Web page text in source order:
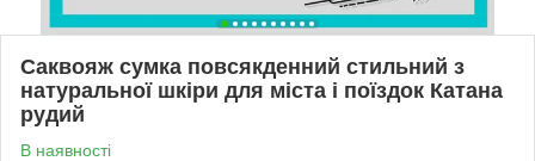
Саквояж сумка повсякденний стильний з
натуральної шкіри для міста і поїздок Катана
рудий
В наявності